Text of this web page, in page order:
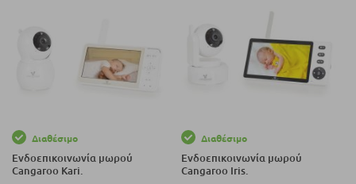
Διαθέσιμο
Ενδοεπικοινωνία μωρού
Cangaroo Kari.
Διαθέσιμο
Ενδοεπικοινωνία μωρού
Cangaroo Iris.